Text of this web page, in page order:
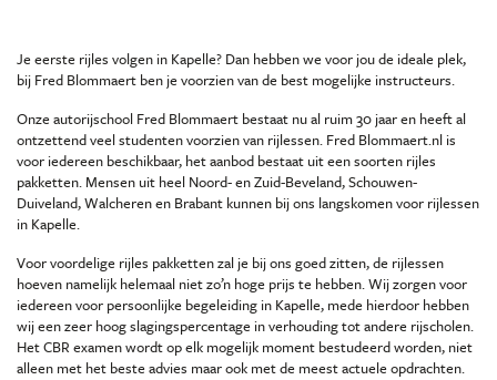
Je eerste rijles volgen in Kapelle? Dan hebben we voor jou de ideale plek,
bij Fred Blommaert ben je voorzien van de best mogelijke instructeurs.
Onze autorijschool Fred Blommaert bestaat nu al ruim 30 jaar en heeft al
ontzettend veel studenten voorzien van rijlessen. Fred Blommaert.nl is
voor iedereen beschikbaar, het aanbod bestaat uit een soorten rijles
pakketten. Mensen uit heel Noord- en Zuid-Beveland, Schouwen-
Duiveland, Walcheren en Brabant kunnen bij ons langskomen voor rijlessen
in Kapelle.
Voor voordelige rijles pakketten zal je bij ons goed zitten, de rijlessen
hoeven namelijk helemaal niet zo’n hoge prijs te hebben. Wij zorgen voor
iedereen voor persoonlijke begeleiding in Kapelle, mede hierdoor hebben
wij een zeer hoog slagingspercentage in verhouding tot andere rijscholen.
Het CBR examen wordt op elk mogelijk moment bestudeerd worden, niet
alleen met het beste advies maar ook met de meest actuele opdrachten.